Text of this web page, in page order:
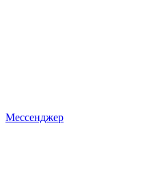
Мессенджер